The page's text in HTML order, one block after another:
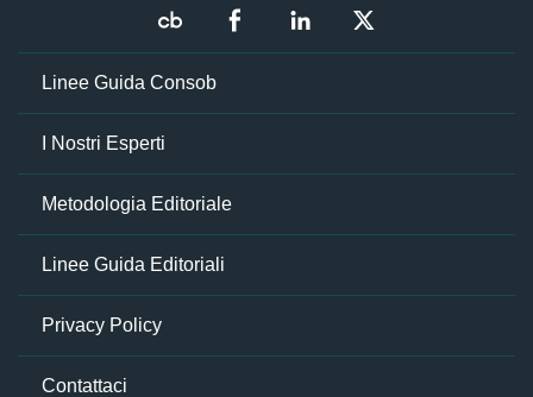
Linee Guida Consob
I Nostri Esperti
Metodologia Editoriale
Linee Guida Editoriali
Privacy Policy
Contattaci